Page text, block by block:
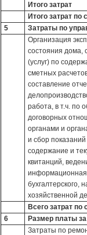
Итого затрат
Итого затрат
5
Затраты по
Организация
состояния дома,
(услуг) по
сметных
составление
работа, в т.ч. по
договорных
органами и
и сбор
содержание и
квитанций,
информационная
бухгалтерского,
хозяйственной
Всего затрат
6
Размер платы
Затраты по